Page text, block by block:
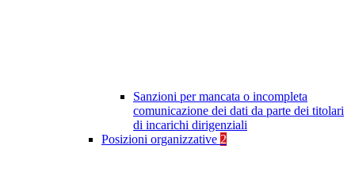
Sanzioni per mancata o incompleta
comunicazione dei dati da parte dei titolari
di incarichi dirigenziali
Posizioni organizzative 2